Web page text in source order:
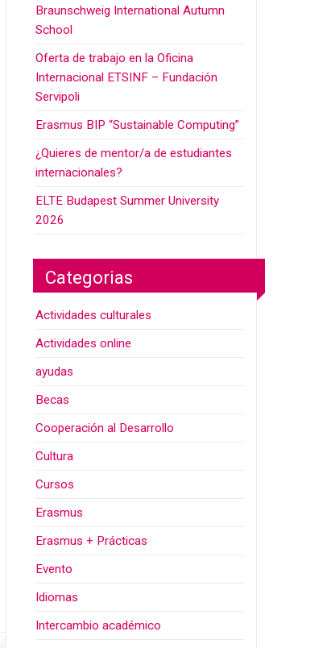
Braunschweig International Autumn
School
Oferta de trabajo en la Oficina
Internacional ETSINF – Fundación
Servipoli
Erasmus BIP “Sustainable Computing”
¿Quieres de mentor/a de estudiantes
internacionales?
ELTE Budapest Summer University
2026
Categorias
Actividades culturales
Actividades online
ayudas
Becas
Cooperación al Desarrollo
Cultura
Cursos
Erasmus
Erasmus + Prácticas
Evento
Idiomas
Intercambio académico